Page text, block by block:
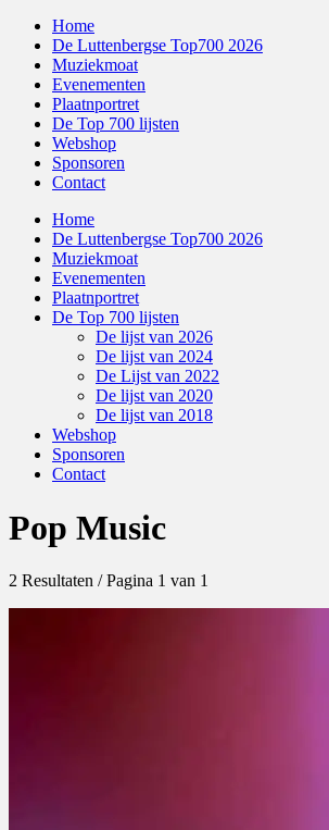
Home
De Luttenbergse Top700 2026
Muziekmoat
Evenementen
Plaatnportret
De Top 700 lijsten
Webshop
Sponsoren
Contact
Home
De Luttenbergse Top700 2026
Muziekmoat
Evenementen
Plaatnportret
De Top 700 lijsten
De lijst van 2026
De lijst van 2024
De Lijst van 2022
De lijst van 2020
De lijst van 2018
Webshop
Sponsoren
Contact
Pop Music
2 Resultaten / Pagina 1 van 1